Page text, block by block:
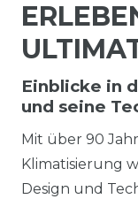
Einblicke in
und seine
Mit über 90
Klimatisierung
Design und